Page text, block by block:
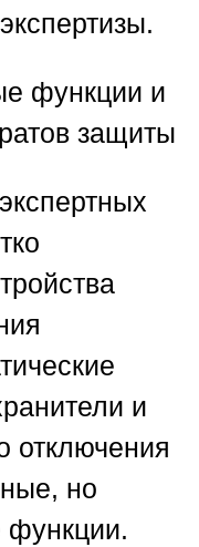
функции и
защиты
и
отключения
но